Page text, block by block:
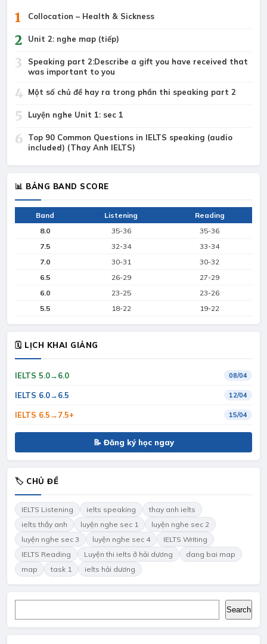
1 Collocation – Health & Sickness
2 Unit 2: nghe map (tiếp)
3
Speaking part 2:Describe a gift you have received that
was important to you
4 Một số chủ đề hay ra trong phần thi speaking part 2
5 Luyện nghe Unit 1: sec 1
6
Top 90 Common Questions in IELTS speaking (audio
included) (Thay Anh IELTS)
📊 BẢNG BAND SCORE
Band Listening
Reading
8.0
35-36
35-36
7.5
32-34
33-34
7.0
30-31
30-32
6.5
26-29
27-29
6.0
23-25
23-26
5.5
18-22 19-22
🗓 LỊCH KHAI GIẢNG
IELTS 5.0→6.0 08/04
IELTS 6.0→6.5 12/04
IELTS 6.5→7.5+ 15/04
📝 Đăng ký học ngay
🏷 CHỦ ĐỀ
IELTS Listening ielts speaking
thay anh ielts
ielts thầy anh
luyện nghe sec 1
luyện nghe sec 2
luyện nghe sec 3
luyện nghe sec 4
IELTS Writing
IELTS Reading
Luyện thi ielts ở hải dương
dang bai map
map
task 1 ielts hải dương
Search